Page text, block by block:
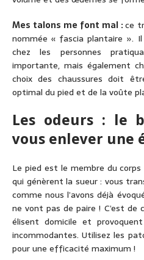
Mes talons me font mal :ce
nommée « fascia plantaire ».
chez les personnes
importante, mais également
choix des chaussures doit
optimal du pied et de la voûte
Les odeurs : le
vous enlever une
Le pied est le membre du
qui génèrent la sueur : vous
comme nous l’avons déjà
ne vont pas de paire ! C’est
élisent domicile et
incommodantes. Utilisez les
pour une efficacité maximum !